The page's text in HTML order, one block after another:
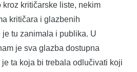
kroz kritičarske liste, nekim
kritičara i glazbenih
tu zanimala i publika. U
je sva glazba dostupna
ta koja bi trebala odlučivati koji